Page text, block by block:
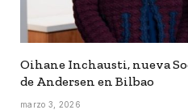
Oihane Inchausti, nueva
de Andersen en Bilbao
marzo 3, 2026